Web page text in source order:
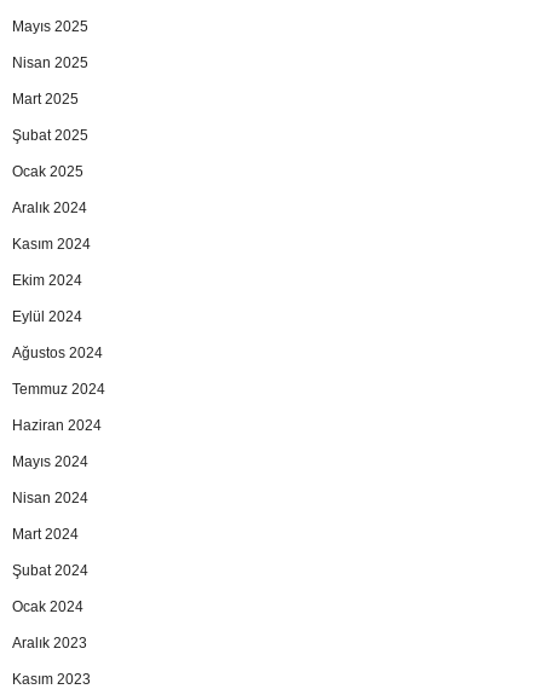
Mayıs 2025
Nisan 2025
Mart 2025
Şubat 2025
Ocak 2025
Aralık 2024
Kasım 2024
Ekim 2024
Eylül 2024
Ağustos 2024
Temmuz 2024
Haziran 2024
Mayıs 2024
Nisan 2024
Mart 2024
Şubat 2024
Ocak 2024
Aralık 2023
Kasım 2023